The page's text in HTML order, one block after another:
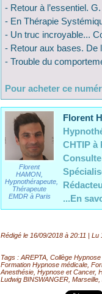
- Retour à l’essentiel.
- En Thérapie
- Un truc incroyable...
- Retour aux bases. De
- Trouble du
Pour acheter ce
Florent
HAMON,
Hypnothérapeute,
Thérapeute
EMDR à Paris
Florent
CHTIP à
...En
Rédigé le 16/09/2018 à 20:11 | Lu
Tags : AREPTA Collège
Formation Hypnose médicale
Anesthésie Hypnose et Cancer,
Ludwig BINSWANGER Marseille